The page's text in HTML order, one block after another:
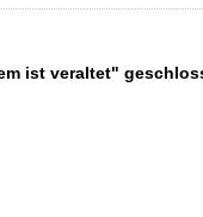
ist veraltet"